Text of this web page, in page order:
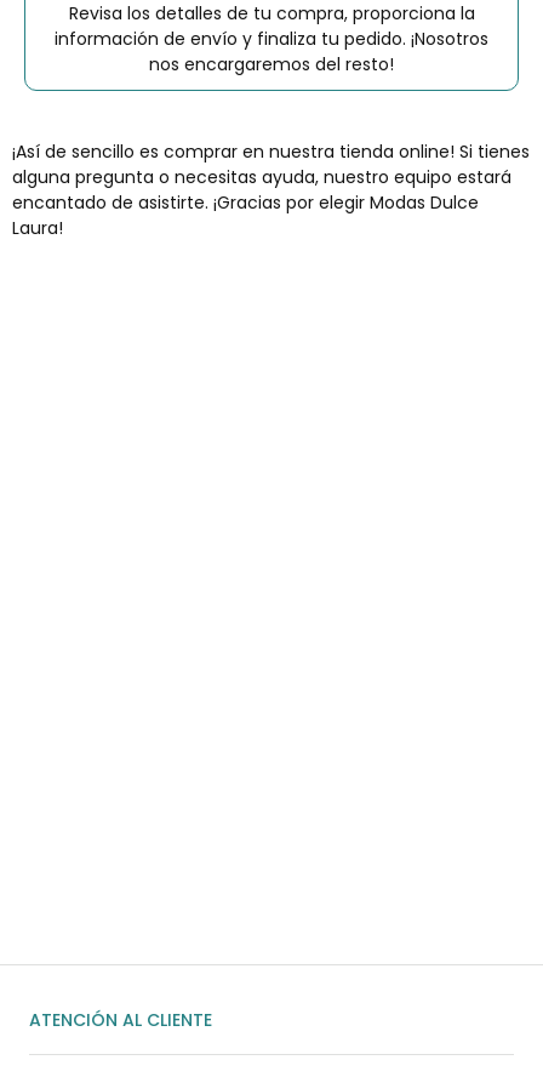
Revisa los detalles de tu compra, proporciona la
información de envío y finaliza tu pedido. ¡Nosotros
nos encargaremos del resto!
¡Así de sencillo es comprar en nuestra tienda online! Si tienes
alguna pregunta o necesitas ayuda, nuestro equipo estará
encantado de asistirte. ¡Gracias por elegir Modas Dulce
Laura!
ATENCIÓN AL CLIENTE